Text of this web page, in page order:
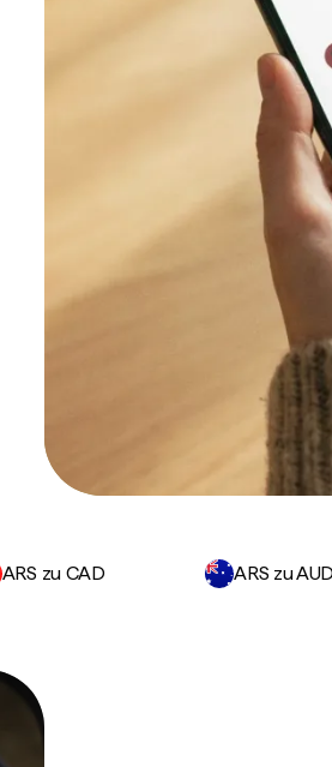
ARS zu CAD ARS zu